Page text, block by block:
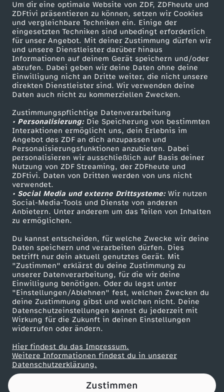
Um dir eine optimale Website von ZDF, ZDFheute und
ZDFtivi präsentieren zu können, setzen wir Cookies
und vergleichbare Techniken ein. Einige der
eingesetzten Techniken sind unbedingt erforderlich
für unser Angebot. Mit deiner Zustimmung dürfen wir
und unsere Dienstleister darüber hinaus
Informationen auf deinem Gerät speichern und/oder
abrufen. Dabei geben wir deine Daten ohne deine
Einwilligung nicht an Dritte weiter, die nicht unsere
direkten Dienstleister sind. Wir verwenden deine
Daten auch nicht zu kommerziellen Zwecken.
Zustimmungspflichtige Datenverarbeitung
• Personalisierung:Die Speicherung von bestimmten
Interaktionen ermöglicht uns, dein Erlebnis im
Angebot des ZDF an dich anzupassen und
Personalisierungsfunktionen anzubieten. Dabei
personalisieren wir ausschließlich auf Basis deiner
Nutzung von ZDF Streaming, der ZDFheute und
ZDFtivi. Daten von Dritten werden von uns nicht
verwendet.
• Social Media und externe Drittsysteme:Wir nutzen
Social-Media-Tools und Dienste von anderen
Anbietern. Unter anderem um das Teilen von Inhalten
zu ermöglichen.
Du kannst entscheiden, für welche Zwecke wir deine
Daten speichern und verarbeiten dürfen. Dies
betrifft nur dein aktuell genutztes Gerät. Mit
"Zustimmen" erklärst du deine Zustimmung zu
unserer Datenverarbeitung, für die wir deine
Einwilligung benötigen. Oder du legst unter
"Einstellungen/Ablehnen" fest, welchen Zwecken du
deine Zustimmung gibst und welchen nicht. Deine
Datenschutzeinstellungen kannst du jederzeit mit
Wirkung für die Zukunft in deinen Einstellungen
widerrufen oder ändern.
Hier findest du das Impressum.
Weitere Informationen findest du in unserer
Datenschutzerklärung.
Zustimmen
t
e
r
:
"
W
a
s
m
ö
c
h
t
e
d
a
Mehr ZDF
ZDF-Apps
Smart TV
ZDFtext
Livestreams
Sendungen A-Z
TV-Programm
Service
ZDFmitreden
Kontakt zum ZDF
Tickets
Zuschauerservice
Hilfe
ZDF Unternehmen
Karriere
ZDF goes Schule
Werbefernsehen
Mainzelmännchen
Partner